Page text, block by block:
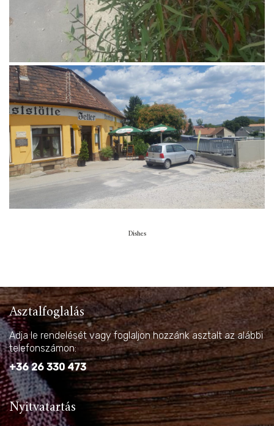
Dishes
Asztalfoglalás
Adja le rendelését vagy foglaljon hozzánk asztalt az alábbi
telefonszámon:
+36 26 330 473
Nyitvatartás